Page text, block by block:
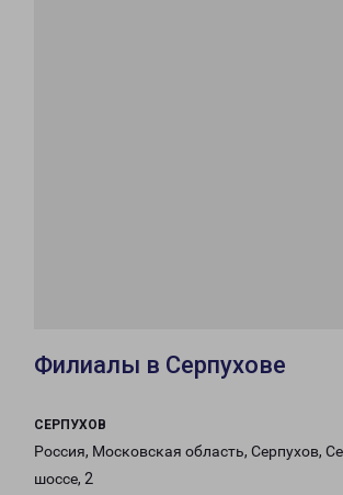
Филиалы в Серпухове
СЕРПУХОВ
Россия, Московская область, Серпухов,
шоссе, 2